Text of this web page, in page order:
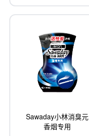
Sawaday小林消臭元
香烟专用